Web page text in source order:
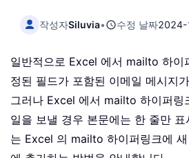
작성자Siluvia• 수정 날짜
일반적으로 Excel 에서 mailto 하이
정된 필드가 포함된 이메일 메시지
그러나 Excel 에서 mailto 하이퍼링
일을 보낼 경우 본문에는 한 줄만
는 Excel 의 mailto 하이퍼링크에